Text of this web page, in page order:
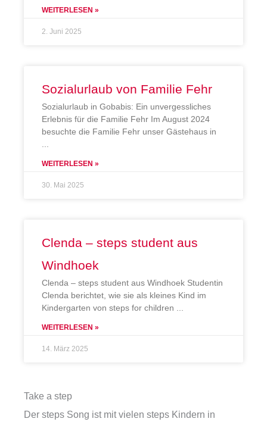
WEITERLESEN »
2. Juni 2025
Sozialurlaub von Familie Fehr
Sozialurlaub in Gobabis: Ein unvergessliches
Erlebnis für die Familie Fehr Im August 2024
besuchte die Familie Fehr unser Gästehaus in
WEITERLESEN »
30. Mai 2025
Clenda – steps student aus
Windhoek
Clenda – steps student aus Windhoek Studentin
Clenda berichtet, wie sie als kleines Kind im
Kindergarten von steps for children
WEITERLESEN »
14. März 2025
Take a step
Der steps Song ist mit vielen steps Kindern in